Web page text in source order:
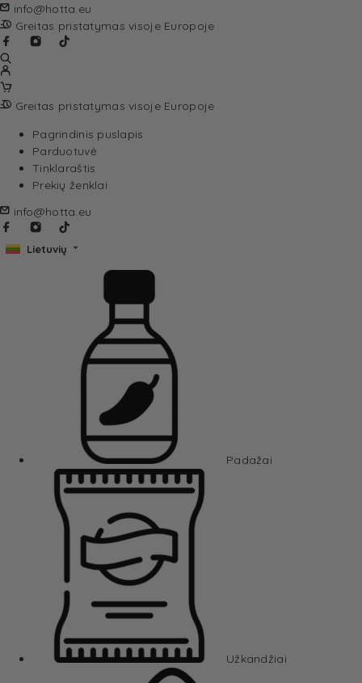
info@hotta.eu
Greitas pristatymas visoje Europoje
Greitas pristatymas visoje Europoje
Pagrindinis puslapis
Parduotuvė
Tinklaraštis
Prekių ženklai
info@hotta.eu
Lietuvių
Padažai
Užkandžiai